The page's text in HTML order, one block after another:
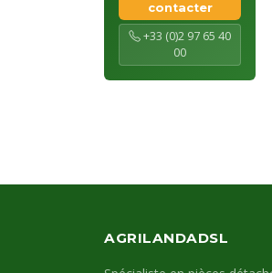
contacter
+33 (0)2 97 65 40
00
AGRILANDADSL